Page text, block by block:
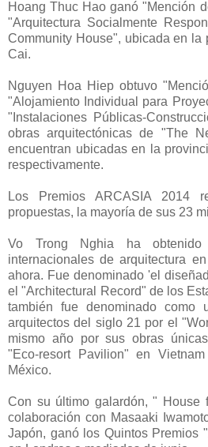
Hoang Thuc Hao ganó "Mención
"Arquitectura Socialmente
Community House", ubicada en la
Cai.
Nguyen Hoa Hiep obtuvo
"Alojamiento Individual para
"Instalaciones Públicas-
obras arquitectónicas de "The
encuentran ubicadas en la
respectivamente.
Los Premios ARCASIA 2014
propuestas, la mayoría de sus 23
Vo Trong Nghia ha obtenido
internacionales de arquitectura
ahora. Fue denominado 'el
el "Architectural Record" de los
también fue denominado
arquitectos del siglo 21 por el
mismo año por sus obras
"Eco-resort Pavilion" en
México.
Con su último galardón, " House
colaboración con Masaaki
Japón, ganó los Quintos Premios